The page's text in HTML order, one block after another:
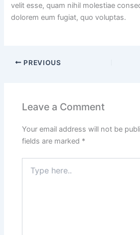
velit esse, quam nihil molestiae
dolorem eum fugiat, quo voluptas.
PREVIOUS
Leave a Comment
Your email address will not be
fields are marked *
here..